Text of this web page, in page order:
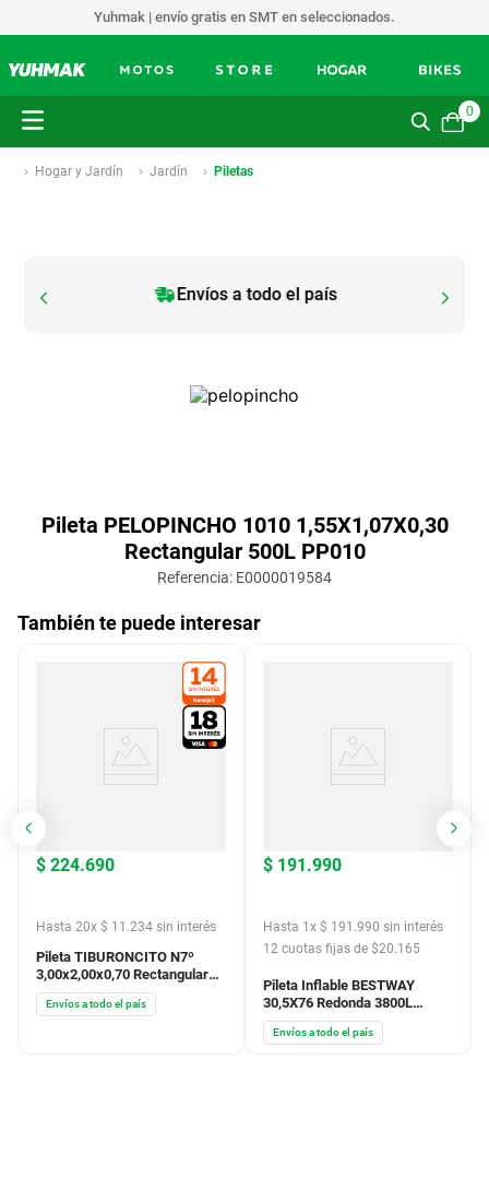
Yuhmak | envío gratis en SMT en seleccionados.
0
Hogar y Jardín Jardín Piletas
Envíos a todo el país
Pileta PELOPINCHO 1010 1,55X1,07X0,30
Rectangular 500L PP010
Referencia: E0000019584
También te puede interesar
$ 224.690
Hasta 20x $ 11 .234 sin interés
Pileta TIBURONCITO N7º
3,00x2,00x0,70 Rectangular
4200L
Envíos a todo el país
$ 191.990
Hasta 1 x $ 191 .990 sin interés
12 cuotas fijas de $20.165
Pileta Inflable BESTWAY
30,5X76 Redonda 3800L
Bomba Base Barre Fondo
Envíos a todo el país